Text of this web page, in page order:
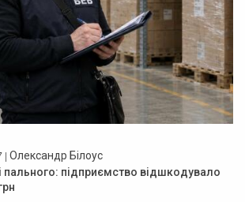
| Олександр Білоус
пального: підприємство відшкодувало